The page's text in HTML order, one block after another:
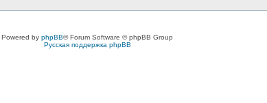
Powered by phpBB® Forum Software © phpBB Group
Русская поддержка phpBB